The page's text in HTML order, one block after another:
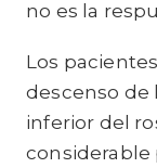
no es la
Los
descenso de
inferior del
considerable